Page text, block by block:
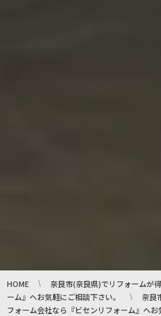
HOME
奈良市(奈良県)でリフォームが
ーム』へお気軽にご相談下さい。
奈良
フォーム会社なら『ビセンリフォーム』へ